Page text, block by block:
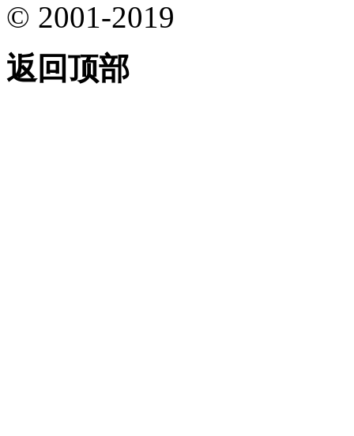
© 2001-2019
返回顶部